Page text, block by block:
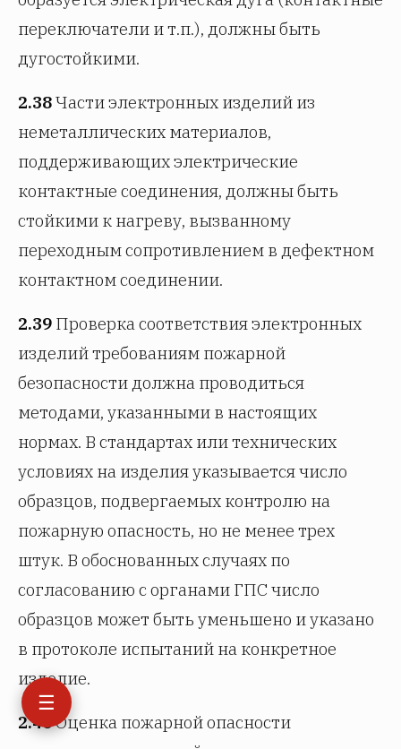
☰
переключатели и т.п.), должны быть
дугостойкими.
2.38Части электронных изделий из
неметаллических материалов,
поддерживающих электрические
контактные соединения, должны быть
стойкими к нагреву, вызванному
переходным сопротивлением в дефектном
контактном соединении.
2.39 Проверка соответствия электронных
изделий требованиям пожарной
безопасности должна проводиться
методами, указанными в настоящих
нормах. В стандартах или технических
условиях на изделия указывается число
образцов, подвергаемых контролю на
пожарную опасность, но не менее трех
штук. В обоснованных случаях по
согласованию с органами ГПС число
образцов может быть уменьшено и указано
в протоколе испытаний на конкретное
изделие.
2.40Оценка пожарной опасности